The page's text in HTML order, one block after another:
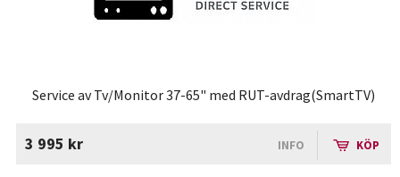
Service av Tv/Monitor 37-65" med RUT-avdrag(SmartTV)
3 995 kr INFO KÖP